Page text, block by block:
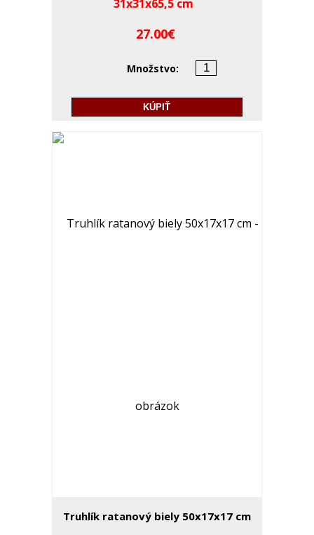
31x31x65,5 cm
27.00
Množstvo:
KÚPIŤ
Truhlík ratanový biely 50x17x17 cm